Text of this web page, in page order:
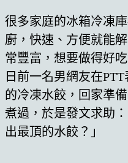
很多家庭的冰箱冷凍
廚，快速、方便就能
常豐富，想要做得好
日前一名男網友在
的冷凍水餃，回家準
煮過，於是發文求助
出最頂的水餃？」